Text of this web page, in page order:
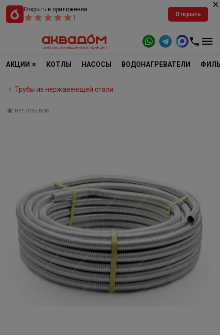
Открыть в приложении
1
Открыть
АКЦИИ ⭐ КОТЛЫ НАСОСЫ ВОДОНАГРЕВАТЕЛИ
Трубы из нержавеющей стали
нет отзывов